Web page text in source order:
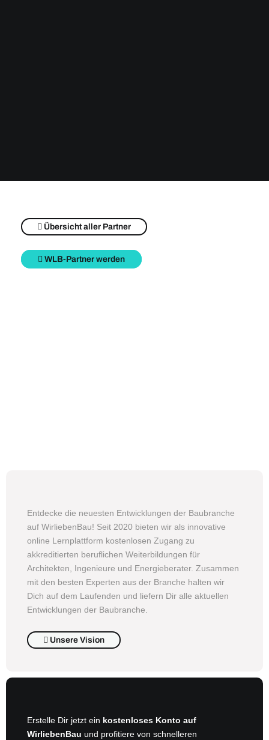
Übersicht aller Partner
WLB-Partner werden
Entdecke die neuesten Entwicklungen der Baubranche
auf WirliebenBau! Seit 2020 bieten wir als innovative
online Lernplattform kostenlosen Zugang zu
akkreditierten beruflichen Weiterbildungen für
Architekten, Ingenieure und Energieberater. Zusammen
mit den besten Experten aus der Branche halten wir
Dich auf dem Laufenden und liefern Dir alle aktuellen
Entwicklungen der Baubranche.
Unsere Vision
Erstelle Dir jetzt ein kostenloses Konto auf
WirliebenBau und profitiere von schnelleren